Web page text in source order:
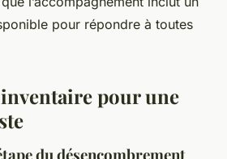
pour répondre à toutes
pour une
du désencombrement